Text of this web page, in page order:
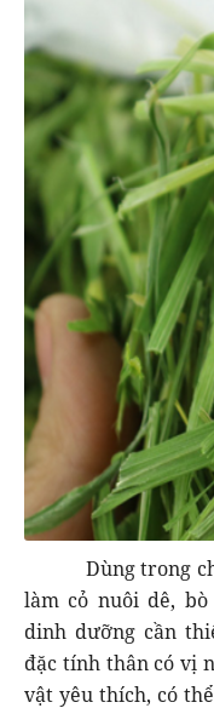
Dùng trong
làm cỏ nuôi dê,
dinh dưỡng cần
đặc tính thân có vị
vật yêu thích, có